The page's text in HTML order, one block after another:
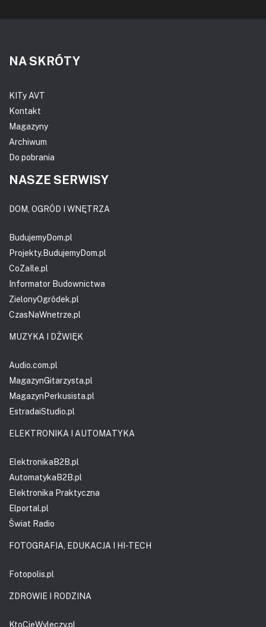
NA SKRÓTY
KITy AVT
Kontakt
Magazyny
Archiwum
Do pobrania
NASZE SERWISY
DOM, OGRÓD I WNĘTRZA
BudujemyDom.pl
Projekty.BudujemyDom.pl
CoZaIle.pl
Informator Budownictwa
ZielonyOgródek.pl
CzasNaWnetrze.pl
MUZYKA I DŹWIĘK
Audio.com.pl
MagazynGitarzysta.pl
MagazynPerkusista.pl
EstradaiStudio.pl
ELEKTRONIKA I AUTOMATYKA
ElektronikaB2B.pl
AutomatykaB2B.pl
Elektronika Praktyczna
Elportal.pl
Świat Radio
FOTOGRAFIA, EDUKACJA I HI-TECH
Fotopolis.pl
ZDROWIE I RODZINA
KtoCieWyleczy.pl